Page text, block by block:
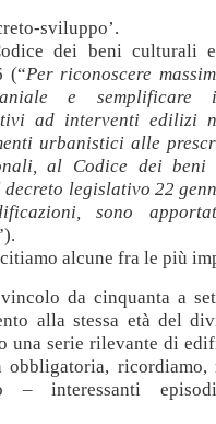
sviluppo’.
dei beni culturali
(“Per riconoscere
e semplificare
ad interventi edilizi
urbanistici alle
al Codice dei
legislativo 22
sono
citiamo alcune fra le più
da cinquanta a
alla stessa età del
una serie rilevante di
obbligatoria, ricordiamo,
– interessanti